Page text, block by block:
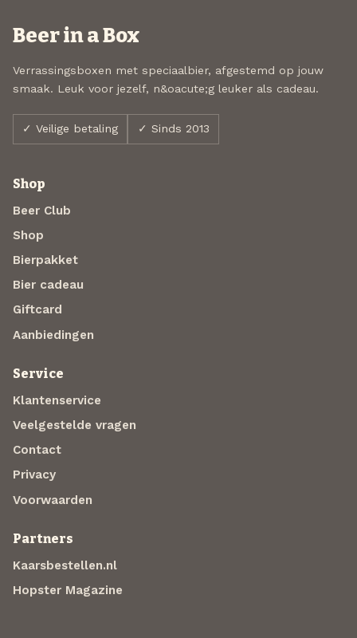
Beer in a Box
Verrassingsboxen met speciaalbier, afgestemd op jouw
smaak. Leuk voor jezelf, n&oacute;g leuker als cadeau.
✓ Veilige betaling ✓ Sinds 2013
Shop
Beer Club
Shop
Bierpakket
Bier cadeau
Giftcard
Aanbiedingen
Service
Klantenservice
Veelgestelde vragen
Contact
Privacy
Voorwaarden
Partners
Kaarsbestellen.nl
Hopster Magazine